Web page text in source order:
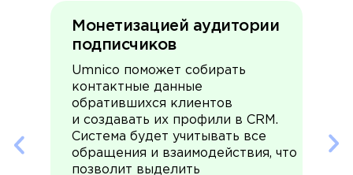
Монетизацией аудитории
подписчиков
Umnico поможет собирать
контактные данные
обратившихся клиентов
и создавать их профили в CRM.
Система будет учитывать все
обращения и взаимодействия, что
позволит выделить